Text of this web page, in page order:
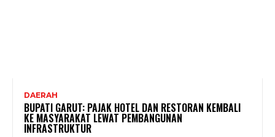
DAERAH
BUPATI GARUT: PAJAK HOTEL DAN RESTORAN KEMBALI
KE MASYARAKAT LEWAT PEMBANGUNAN
INFRASTRUKTUR